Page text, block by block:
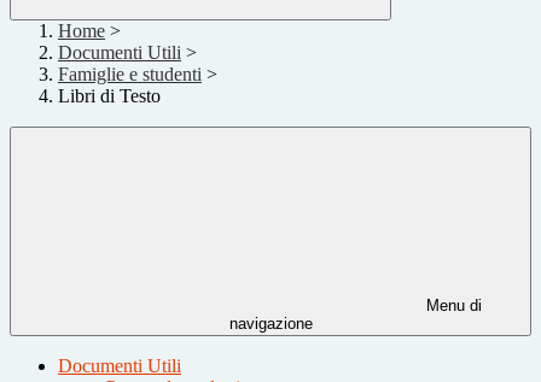
Home >
Documenti Utili >
Famiglie e studenti >
Libri di Testo
Menu di
navigazione
Documenti Utili